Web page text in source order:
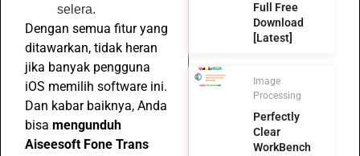
selera.
Dengan semua fitur yang
ditawarkan, tidak heran
jika banyak pengguna
iOS memilih software ini.
Dan kabar baiknya, Anda
bisa mengunduh
Aiseesoft Fone Trans
Full Free
Download
[Latest]
Image
Processing
Perfectly
Clear
WorkBench